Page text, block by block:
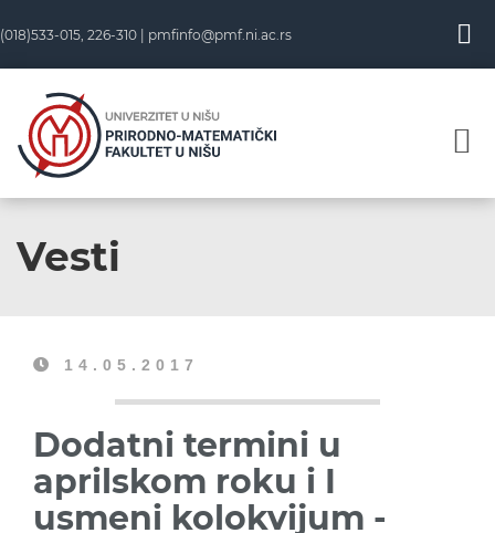
(018)533-015, 226-310 | pmfinfo@pmf.ni.ac.rs
Vesti
14.05.2017
Dodatni termini u
aprilskom roku i I
usmeni kolokvijum -